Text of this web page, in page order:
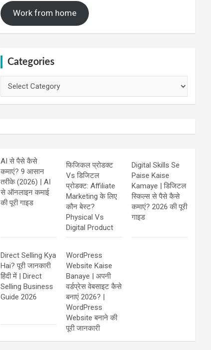
Work from home
Categories
AI से पैसे कैसे
कमाएं? 9 आसान
तरीके (2026) | AI
से ऑनलाइन कमाई
की पूरी गाइड
फिजिकल प्रोडक्ट
Vs डिजिटल
प्रोडक्ट: Affiliate
Marketing के लिए
कौन बेस्ट?
Physical Vs
Digital Product
Digital Skills Se
Paise Kaise
Kamaye | डिजिटल
स्किल्स से पैसे कैसे
कमाएं? 2026 की पूरी
गाइड
Direct Selling Kya
Hai? पूरी जानकारी
हिंदी में | Direct
Selling Business
Guide 2026
WordPress
Website Kaise
Banaye | अपनी
वर्डप्रेस वेबसाइट कैसे
बनाएं 2026? |
WordPress
Website बनाने की
पूरी जानकारी